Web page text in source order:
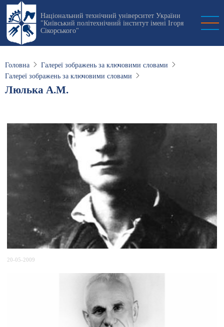
Перейти
основного
вмісту
Національний технічний університет України
"Київський політехнічний інститут імені Ігоря
Сікорського"
Головна
Галереї зображень за ключовими словами
Галереї зображень за ключовими словами
Люлька А.М.
20-05-2009